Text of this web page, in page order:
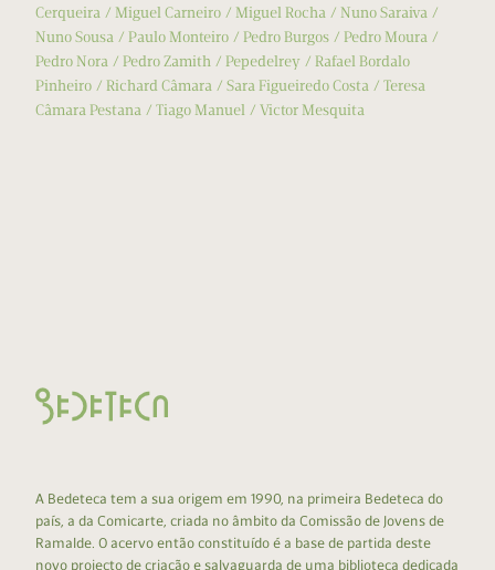
Cerqueira
Miguel Carneiro Miguel Rocha
Nuno Saraiva
Nuno Sousa
Paulo Monteiro Pedro Burgos
Pedro Moura
Pedro Nora
Pedro Zamith Pepedelrey
Rafael Bordalo
Pinheiro
Richard Câmara Sara Figueiredo Costa
Teresa
Câmara Pestana
Tiago Manuel Victor Mesquita
A Bedeteca tem a sua origem em 1990, na primeira Bedeteca do
país, a da Comicarte, criada no âmbito da Comissão de Jovens de
Ramalde. O acervo então constituído é a base de partida deste
novo projecto de criação e salvaguarda de uma biblioteca dedicada